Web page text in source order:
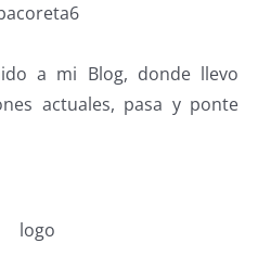
a mi Blog, donde llevo
actuales, pasa y ponte